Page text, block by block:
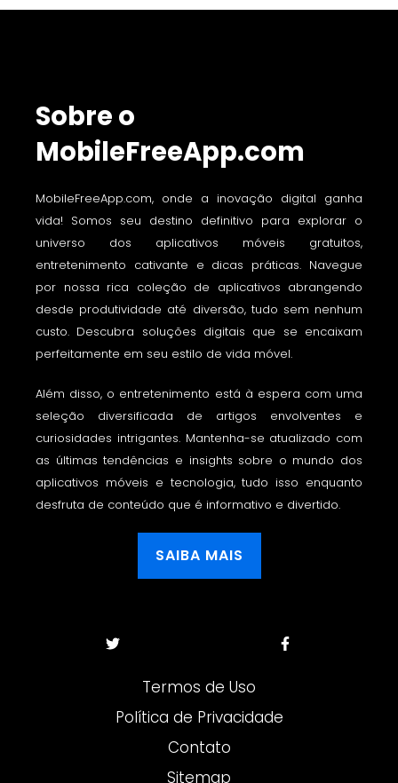
Sobre o
MobileFreeApp.com
MobileFreeApp.com, onde a inovação digital ganha
vida! Somos seu destino definitivo para explorar o
universo dos aplicativos móveis gratuitos,
entretenimento cativante e dicas práticas. Navegue
por nossa rica coleção de aplicativos abrangendo
desde produtividade até diversão, tudo sem nenhum
custo. Descubra soluções digitais que se encaixam
perfeitamente em seu estilo de vida móvel.
Além disso, o entretenimento está à espera com uma
seleção diversificada de artigos envolventes e
curiosidades intrigantes. Mantenha-se atualizado com
as últimas tendências e insights sobre o mundo dos
aplicativos móveis e tecnologia, tudo isso enquanto
desfruta de conteúdo que é informativo e divertido.
SAIBA MAIS
Termos de Uso
Política de Privacidade
Contato
Sitemap